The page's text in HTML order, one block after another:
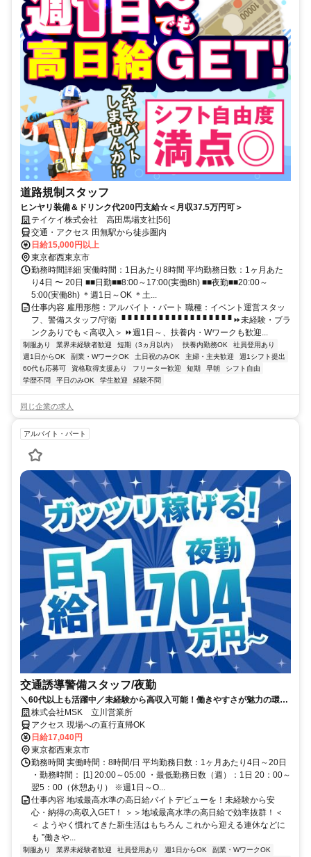
道路規制スタッフ
ヒンヤリ装備＆ドリンク代200円支給☆＜月収37.5万円可＞
テイケイ株式会社 高田馬場支社[56]
交通・アクセス 田無駅から徒歩圏内
日給15,000円以上
東京都西東京市
勤務時間詳細 実働時間：1日あたり8時間 平均勤務日数：1ヶ月あた
り4日 〜 20日 ■■日勤■■8:00～17:00(実働8h) ■■夜勤■■20:00～
5:00(実働8h) ＊週1日～OK ＊土...
仕事内容 雇用形態：アルバイト・パート 職種：イベント運営スタッ
フ、警備スタッフ/守衛 ▝▝▝▝▝▝▝▝▝▝▝▝▝▝▝▝▝▝ ⏩未経験・ブラ
ンクありでも＜高収入＞ ⏩週1日～、扶養内・Wワークも歓迎...
制服あり 業界未経験者歓迎 短期（3ヵ月以内） 扶養内勤務OK
社員登用あり
週1日からOK
副業・WワークOK 土日祝のみOK 主婦・主夫歓迎
週1シフト提出
60代も応募可
資格取得支援あり フリーター歓迎 短期 早朝
シフト自由
学歴不問
平日のみOK 学生歓迎 経験不問
同じ企業の求人
アルバイト・パート
交通誘導警備スタッフ/夜勤
＼60代以上も活躍中／未経験から高収入可能！働きやすさが魅力の環境
で警備員デビューをしませんか！【月収34万円以上可能！日払いも
OK！】勤務3日前迄シフト申請が可能です！週1日～・短期もOK！あな
たのライフスタイルに合わせてお仕事しませんか！未経験者大歓迎！年
代幅広く活躍しています。
株式会社MSK 立川営業所
アクセス 現場への直行直帰OK
日給17,040円
東京都西東京市
勤務時間 実働時間：8時間/日 平均勤務日数：1ヶ月あたり4日～20日
・勤務時間： [1] 20:00～05:00 ・最低勤務日数（週）：1日 20：00～
翌5：00（休憩あり） ※週1日～O...
仕事内容 地域最高水準の高日給バイトデビューを！未経験から安
心・納得の高収入GET！ ＞＞地域最高水準の高日給で効率抜群！＜
＜ ようやく慣れてきた新生活はもちろん これから迎える連休などに
も ”働きや...
制服あり 業界未経験者歓迎 社員登用あり 週1日からOK
副業・WワークOK